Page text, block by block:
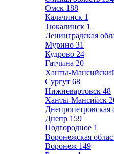
Омск 188
Калачинск 1
Тюкалинск 1
Ленинградская
Мурино 31
Кудрово 24
Гатчина 20
Ханты-
Сургут 68
Нижневартовск 48
Ханты-Мансийск
Днепропетровская
Днепр 159
Подгородное 1
Воронежская
Воронеж 149